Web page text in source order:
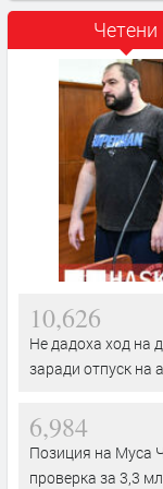
Четени
10,626
Не дадоха ход на
заради отпуск на
6,984
Позиция на Муса
проверка за 3,3